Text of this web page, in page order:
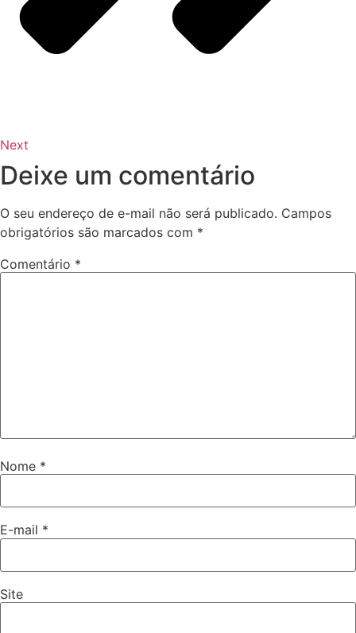
Next
Deixe um comentário
O seu endereço de e-mail não será publicado. Campos
obrigatórios são marcados com *
Comentário *
Nome *
E-mail *
Site